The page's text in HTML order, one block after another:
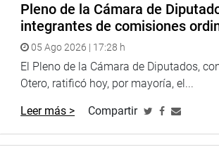
Pleno de la Cámara de
integrantes de comisiones
05 Ago 2026 | 17:28 h
El Pleno de la Cámara de Diputados,
Otero, ratificó hoy, por mayoría, el...
Leer más > Compartir